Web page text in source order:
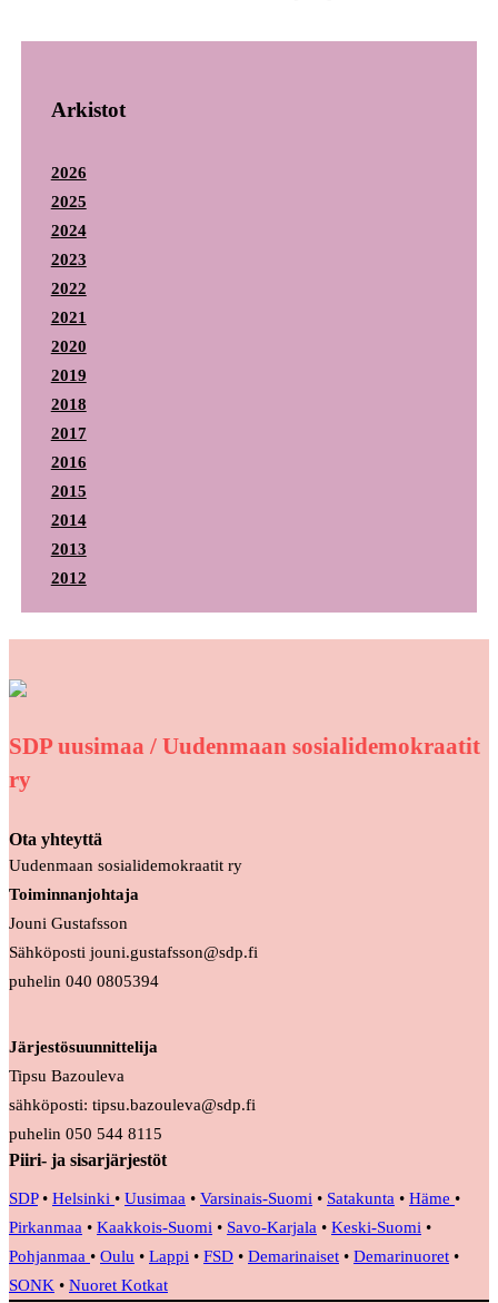
Arkistot
2026
2025
2024
2023
2022
2021
2020
2019
2018
2017
2016
2015
2014
2013
2012
SDP uusimaa / Uudenmaan sosialidemokraatit
ry
Ota yhteyttä
Uudenmaan sosialidemokraatit ry
Toiminnanjohtaja
Jouni Gustafsson
Sähköposti jouni.gustafsson@sdp.fi
puhelin 040 0805394
Järjestösuunnittelija
Tipsu Bazouleva
sähköposti: tipsu.bazouleva@sdp.fi
puhelin 050 544 8115
Piiri- ja sisarjärjestöt
SDP• Helsinki • Uusimaa • Varsinais-Suomi • Satakunta • Häme •
Pirkanmaa • Kaakkois-Suomi • Savo-Karjala • Keski-Suomi •
Pohjanmaa • Oulu • Lappi • FSD • Demarinaiset • Demarinuoret •
SONK • Nuoret Kotkat